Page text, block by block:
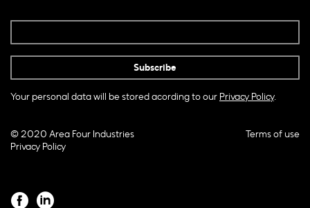
Your personal data will be stored acording to our Privacy Policy.
© 2020 Area Four Industries
Terms of use
Privacy Policy